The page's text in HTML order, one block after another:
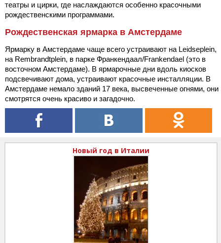
театры и цирки, где наслаждаются особенно красочными
рождественскими программами.
Рождественская ярмарка в Амстердаме
Ярмарку в Амстердаме чаще всего устраивают на Leidseplein,
на Rembrandtplein, в парке Франкендаал/Frankendael (это в
восточном Амстердаме). В ярмарочные дни вдоль киосков
подсвечивают дома, устраивают красочные инсталляции. В
Амстердаме немало зданий 17 века, высвеченные огнями, они
смотрятся очень красиво и загадочно.
Новый год в Италии